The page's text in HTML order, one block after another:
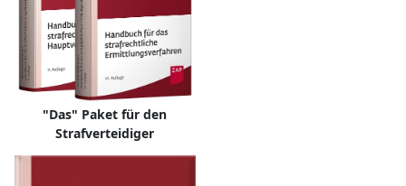
"Das" Paket für den
Strafverteidiger